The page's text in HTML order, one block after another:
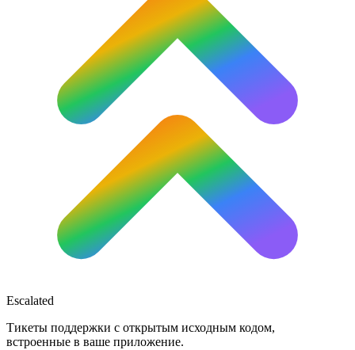
Escalated
Тикеты поддержки с открытым исходным кодом,
встроенные в ваше приложение.